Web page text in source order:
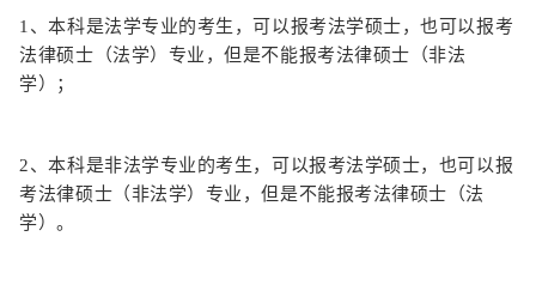
1、本科是法学专业的考生，可以报考法学硕士，也可以报考
法律硕士（法学）专业，但是不能报考法律硕士（非法
学）；
2、本科是非法学专业的考生，可以报考法学硕士，也可以报
考法律硕士（非法学）专业，但是不能报考法律硕士（法
学）。